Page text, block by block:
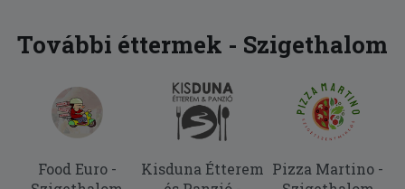
További éttermek - Szigethalom
Food Euro -
Kisduna Étterem Pizza Martino -